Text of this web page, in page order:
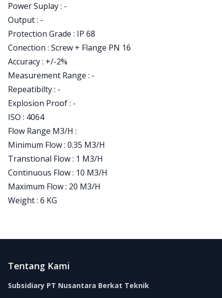
Power Suplay : -
Output : -
Protection Grade : IP 68
Conection : Screw + Flange PN 16
Accuracy : +/-2%
Measurement Range : -
Repeatibilty : -
Explosion Proof : -
ISO : 4064
Flow Range M3/H :
Minimum Flow : 0.35 M3/H
Transtional Flow : 1 M3/H
Continuous Flow : 10 M3/H
Maximum Flow : 20 M3/H
Weight : 6 KG
Tentang Kami
Subsidiary PT Nusantara Berkat Teknik